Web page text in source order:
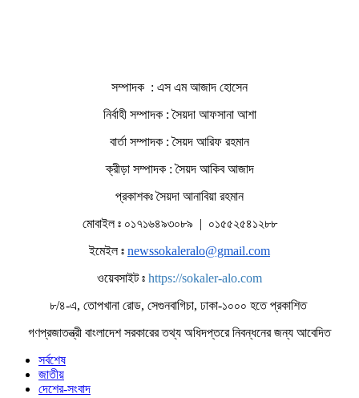
সম্পাদক : এস এম আজাদ হোসেন
নির্বাহী সম্পাদক : সৈয়দা আফসানা আশা
বার্তা সম্পাদক : সৈয়দ আরিফ রহমান
ক্রীড়া সম্পাদক : সৈয়দ আকিব আজাদ
প্রকাশকঃ সৈয়দা আনাবিয়া রহমান
মোবাইল ঃ ০১৭১৬৪৯৩০৮৯ | ০১৫৫২৫৪১২৮৮
ইমেইল ঃ newssokaleralo@gmail.com
ওয়েবসাইট ঃ https://sokaler-alo.com
৮/৪-এ, তোপখানা রোড, সেগুনবাগিচা, ঢাকা-১০০০ হতে প্রকাশিত
গণপ্রজাতন্ত্রী বাংলাদেশ সরকারের তথ্য অধিদপ্তরে নিবন্ধনের জন্য আবেদিত
সর্বশেষ
জাতীয়
দেশের-সংবাদ